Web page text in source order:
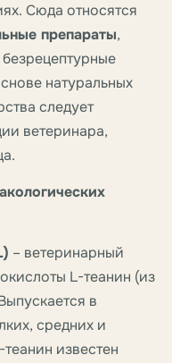
Сюда относятся
препараты,
натуральных
следует
ветеринара,
– ветеринарный
L-теанин (из
в
средних и
известен